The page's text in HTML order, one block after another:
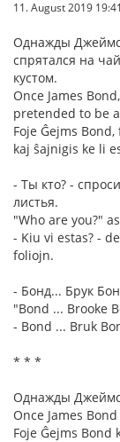
11. August 2019
Однажды Джеймс
спрятался на
кустом.
Once James
pretended to be
Foje Ĝejms
kaj ŝajnigis ke li
- Ты кто? -
листья.
"Who are you?"
- Kiu vi estas? -
foliojn.
- Бонд... Брук
"Bond ... Brooke
- Bond ... Bruk
* * *
Однажды
Once James
Foje Ĝejms